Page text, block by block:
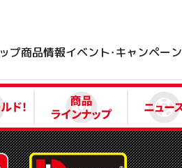
プ商品情報イベント・キャンペーン